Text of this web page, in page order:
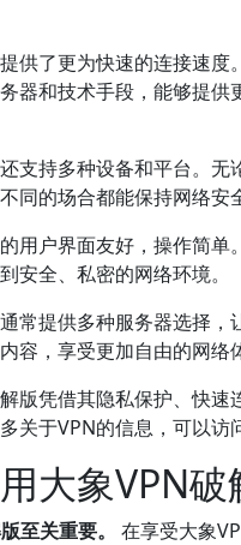
供了更为快速的连接速
器和技术手段，能够提
支持多种设备和平台。
同的场合都能保持网络安
用户界面友好，操作简
安全、私密的网络环境。
常提供多种服务器选择
容，享受更加自由的网络
版凭借其隐私保护、快
关于VPN的信息，可以访
大象VPN破
至关重要。
在享受大象